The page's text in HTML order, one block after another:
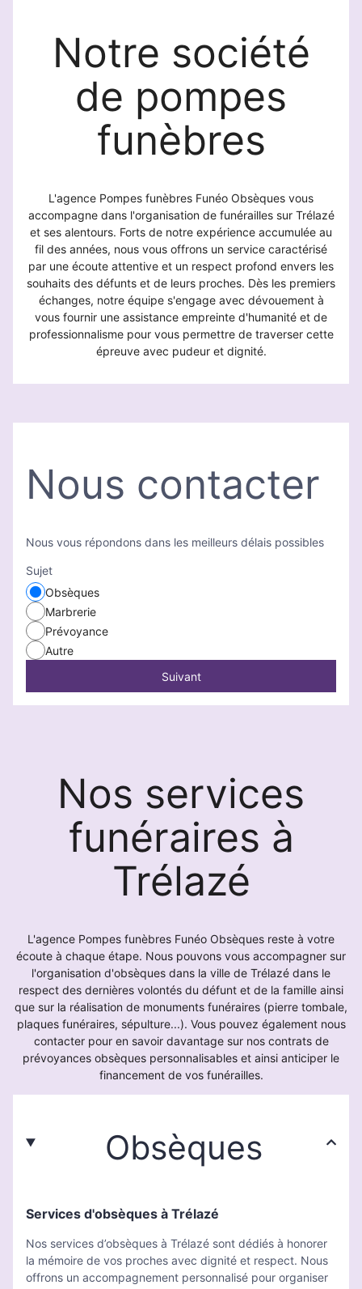
Notre société
de pompes
funèbres
L'agence Pompes funèbres Funéo Obsèques vous
accompagne dans l'organisation de funérailles sur Trélazé
et ses alentours. Forts de notre expérience accumulée au
fil des années, nous vous offrons un service caractérisé
par une écoute attentive et un respect profond envers les
souhaits des défunts et de leurs proches. Dès les premiers
échanges, notre équipe s'engage avec dévouement à
vous fournir une assistance empreinte d'humanité et de
professionnalisme pour vous permettre de traverser cette
épreuve avec pudeur et dignité.
Nous contacter
Nous vous répondons dans les meilleurs délais possibles
Sujet
Obsèques
Marbrerie
Prévoyance
Autre
Suivant
Nos services
funéraires à
Trélazé
L'agence Pompes funèbres Funéo Obsèques reste à votre
écoute à chaque étape. Nous pouvons vous accompagner sur
l'organisation d'obsèques dans la ville de Trélazé dans le
respect des dernières volontés du défunt et de la famille ainsi
que sur la réalisation de monuments funéraires (pierre tombale,
plaques funéraires, sépulture...). Vous pouvez également nous
contacter pour en savoir davantage sur nos contrats de
prévoyances obsèques personnalisables et ainsi anticiper le
financement de vos funérailles.
Obsèques
Services d'obsèques à Trélazé
Nos services d’obsèques à Trélazé sont dédiés à honorer
la mémoire de vos proches avec dignité et respect. Nous
offrons un accompagnement personnalisé pour organiser